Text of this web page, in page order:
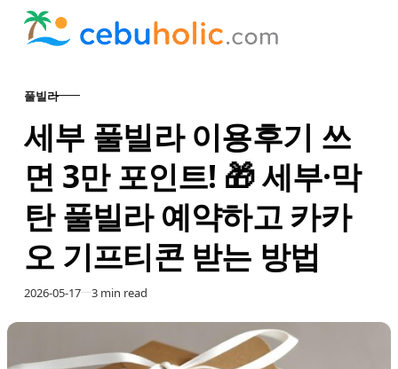
Skip to content
CATEGORY
풀빌라
세부 풀빌라 이용후기 쓰
면 3만 포인트! 🎁 세부·막
탄 풀빌라 예약하고 카카
오 기프티콘 받는 방법
Published
2026-05-17 3 min read